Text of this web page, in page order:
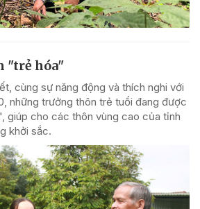
"trẻ hóa"
cùng sự năng động và thích nghi với
những trưởng thôn trẻ tuổi đang được
giúp cho các thôn vùng cao của tỉnh
khởi sắc.